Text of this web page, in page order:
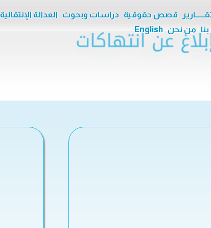
قصص حقوقية دراسات وبحوث
العدالة الإنتقالية
من نحن English